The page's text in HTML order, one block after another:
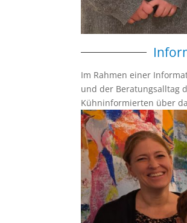
Im Rahmen einer
und der Beratungsalltag
Kühninformierten über